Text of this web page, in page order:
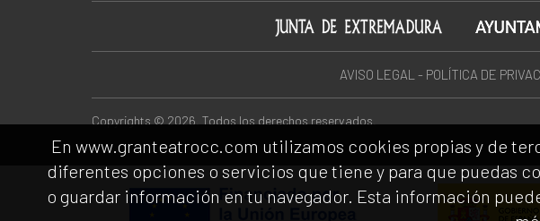
AVISO LEGAL - POLÍTICA DE
Copyrights © 2026. Todos los derechos reservados.
En www.granteatrocc.com utilizamos cookies propias y de
diferentes opciones o servicios que tiene y para que puedas
o guardar información en tu navegador. Esta información